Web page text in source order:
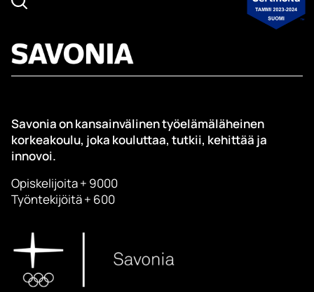
Savonia on kansainvälinen työelämäläheinen
korkeakoulu, joka kouluttaa, tutkii, kehittää ja
innovoi.
Opiskelijoita + 9000
Työntekijöitä + 600